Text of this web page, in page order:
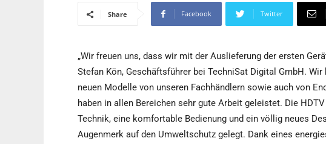
Share Facebook Twitter
„Wir freuen uns, dass wir mit der Auslieferung der ersten
Stefan Kön, Geschäftsführer bei TechniSat Digital GmbH.
neuen Modelle von unseren Fachhändlern sowie auch von
haben in allen Bereichen sehr gute Arbeit geleistet. Die
Technik, eine komfortable Bedienung und ein völlig neues
Augenmerk auf den Umweltschutz gelegt. Dank eines